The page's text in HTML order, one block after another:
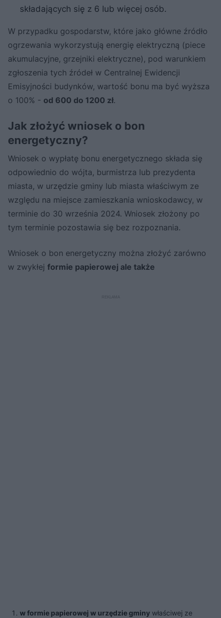
składających się z 6 lub więcej osób.
W przypadku gospodarstw, które jako główne źródło
ogrzewania wykorzystują energię elektryczną (piece
akumulacyjne, grzejniki elektryczne), pod warunkiem
zgłoszenia tych źródeł w Centralnej Ewidencji
Emisyjności budynków, wartość bonu ma być wyższa
o 100% - od 600 do 1200 zł.
Jak złożyć wniosek o bon
energetyczny?
Wniosek o wypłatę bonu energetycznego składa się
odpowiednio do wójta, burmistrza lub prezydenta
miasta, w urzędzie gminy lub miasta właściwym ze
względu na miejsce zamieszkania wnioskodawcy, w
terminie do 30 września 2024. Wniosek złożony po
tym terminie pozostawia się bez rozpoznania.
Wniosek o bon energetyczny można złożyć zarówno
w zwykłej formie papierowej ale także
w formie papierowej w urzędzie gminy właściwej ze